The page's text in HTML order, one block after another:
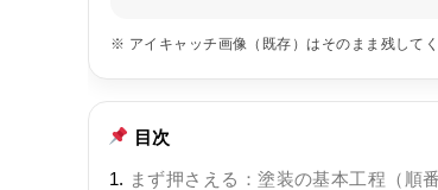
※ アイキャッチ画像（既存）はそのまま残してく
目次
まず押さえる：塗装の基本工程（順番